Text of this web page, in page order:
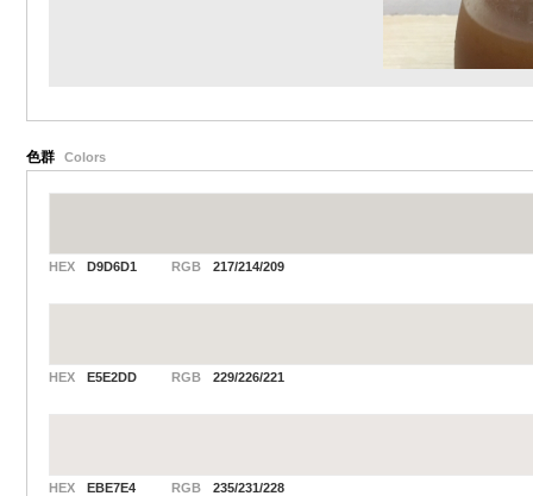
色群 Colors
HEX D9D6D1 RGB 217/214/209
HEX E5E2DD RGB 229/226/221
HEX EBE7E4 RGB 235/231/228